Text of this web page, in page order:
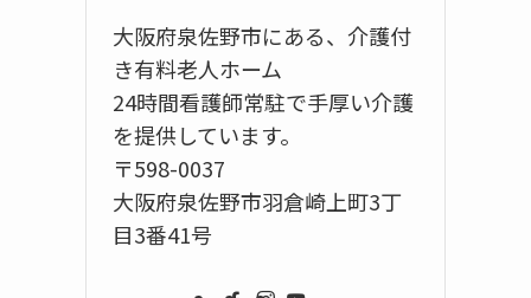
大阪府泉佐野市にある、介護付
き有料老人ホーム
24時間看護師常駐で手厚い介護
を提供しています。
〒598-0037
大阪府泉佐野市羽倉崎上町3丁
目3番41号